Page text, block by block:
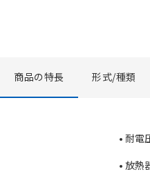
商品の特長 形式/種類
• 耐電
• 放熱